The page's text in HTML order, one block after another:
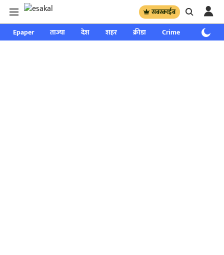
सबस्क्राईब
Epaper ताज्या देश शहर क्रीडा Crime साप्ताहिक